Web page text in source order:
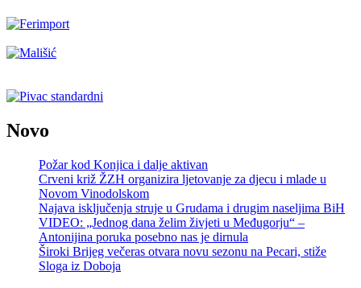
Novo
Požar kod Konjica i dalje aktivan
Crveni križ ŽZH organizira ljetovanje za djecu i mlade u
Novom Vinodolskom
Najava isključenja struje u Grudama i drugim naseljima BiH
VIDEO: „Jednog dana želim živjeti u Međugorju“ –
Antonijina poruka posebno nas je dirnula
Široki Brijeg večeras otvara novu sezonu na Pecari, stiže
Sloga iz Doboja